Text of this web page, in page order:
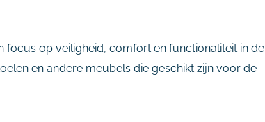
focus op veiligheid, comfort en functionaliteit in de
en andere meubels die geschikt zijn voor de